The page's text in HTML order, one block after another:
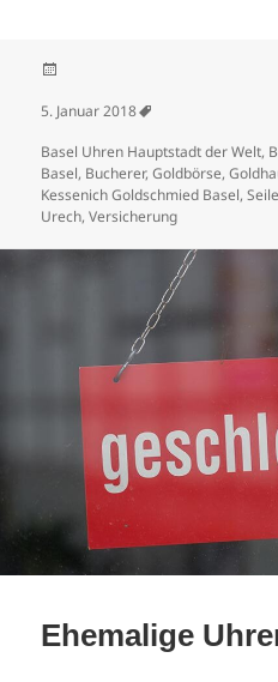
5. Januar 2018
Basel Uhren Hauptstadt der Welt,
Basel, Bucherer,Goldbörse,
Kessenich Goldschmied Basel,
Urech,Versicherung
Ehemalige